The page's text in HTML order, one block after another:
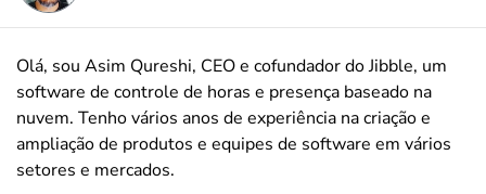
Olá, sou Asim Qureshi, CEO e cofundador do Jibble, um
software de controle de horas e presença baseado na
nuvem. Tenho vários anos de experiência na criação e
ampliação de produtos e equipes de software em vários
setores e mercados.